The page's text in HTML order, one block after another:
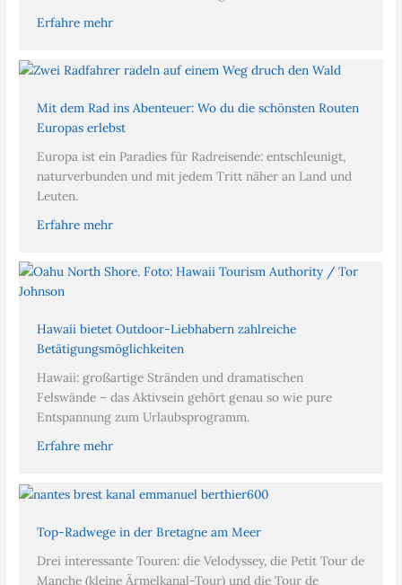
Erfahre mehr
Mit dem Rad ins Abenteuer: Wo du die schönsten Routen
Europas erlebst
Europa ist ein Paradies für Radreisende: entschleunigt,
naturverbunden und mit jedem Tritt näher an Land und
Leuten.
Erfahre mehr
Hawaii bietet Outdoor-Liebhabern zahlreiche
Betätigungsmöglichkeiten
Hawaii: großartige Stränden und dramatischen
Felswände – das Aktivsein gehört genau so wie pure
Entspannung zum Urlaubsprogramm.
Erfahre mehr
Top-Radwege in der Bretagne am Meer
Drei interessante Touren: die Velodyssey, die Petit Tour de
Manche (kleine Ärmelkanal-Tour) und die Tour de